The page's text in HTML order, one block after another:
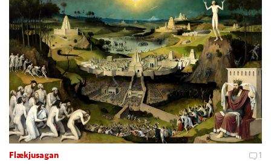
Flækjusagan 1